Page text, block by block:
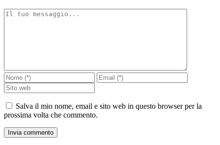
Salva il mio nome, email e sito web in questo browser per la
prossima volta che commento.